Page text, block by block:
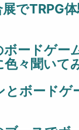
でTRPG
ボードゲー
々聞いて
とボードゲ